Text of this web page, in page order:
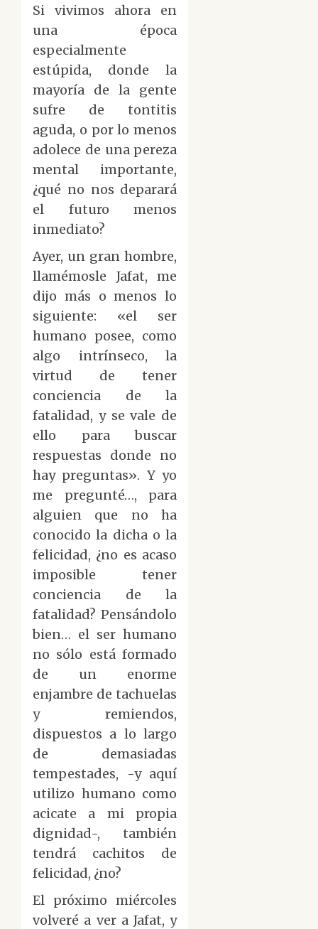
Si vivimos ahora en
una época
especialmente
estúpida, donde la
mayoría de la gente
sufre de tontitis
aguda, o por lo menos
adolece de una pereza
mental importante,
¿qué no nos deparará
el futuro menos
inmediato?
Ayer, un gran hombre,
llamémosle Jafat, me
dijo más o menos lo
siguiente: «el ser
humano posee, como
algo intrínseco, la
virtud de tener
conciencia de la
fatalidad, y se vale de
ello para buscar
respuestas donde no
hay preguntas». Y yo
me pregunté…, para
alguien que no ha
conocido la dicha o la
felicidad, ¿no es acaso
imposible tener
conciencia de la
fatalidad? Pensándolo
bien… el ser humano
no sólo está formado
de un enorme
enjambre de tachuelas
y remiendos,
dispuestos a lo largo
de demasiadas
tempestades, -y aquí
utilizo humano como
acicate a mi propia
dignidad-, también
tendrá cachitos de
felicidad, ¿no?
El próximo miércoles
volveré a ver a Jafat, y